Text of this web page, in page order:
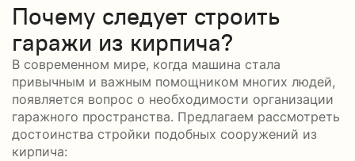
Почему следует строить
гаражи из кирпича?
В современном мире, когда машина стала
привычным и важным помощником многих людей,
появляется вопрос о необходимости организации
гаражного пространства. Предлагаем рассмотреть
достоинства стройки подобных сооружений из
кирпича: